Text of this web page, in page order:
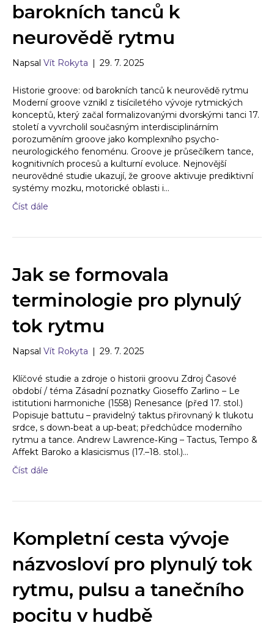
barokních tanců k
neurovědě rytmu
Napsal Vít Rokyta | 29. 7. 2025
Historie groove: od barokních tanců k neurovědě rytmu
Moderní groove vznikl z tisíciletého vývoje rytmických
konceptů, který začal formalizovanými dvorskými tanci 17.
století a vyvrcholil současným interdisciplinárním
porozuměním groove jako komplexního psycho-
neurologického fenoménu. Groove je průsečíkem tance,
kognitivních procesů a kulturní evoluce. Nejnovější
neurovědné studie ukazují, že groove aktivuje prediktivní
systémy mozku, motorické oblasti i…
Číst dále
Jak se formovala
terminologie pro plynulý
tok rytmu
Napsal Vít Rokyta | 29. 7. 2025
Klíčové studie a zdroje o historii groovu Zdroj Časové
období / téma Zásadní poznatky Gioseffo Zarlino – Le
istitutioni harmoniche (1558) Renesance (před 17. stol.)
Popisuje battutu – pravidelný taktus přirovnaný k tlukotu
srdce, s down‑beat a up‑beat; předchůdce moderního
rytmu a tance. Andrew Lawrence‑King – Tactus, Tempo &
Affekt Baroko a klasicismus (17.–18. stol.)…
Číst dále
Kompletní cesta vývoje
názvosloví pro plynulý tok
rytmu, pulsu a tanečního
pocitu v hudbě